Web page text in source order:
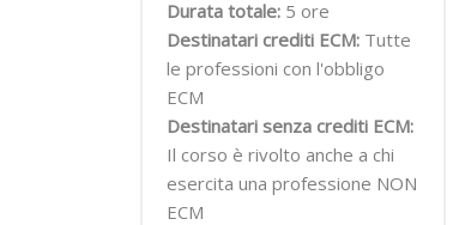
Durata totale: 5 ore
Destinatari crediti ECM: Tutte
le professioni con l'obbligo
ECM
Destinatari senza crediti ECM:
Il corso è rivolto anche a chi
esercita una professione NON
ECM